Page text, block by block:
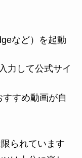
など）を起動
力して公式サイ
すすめ動画が自
られています